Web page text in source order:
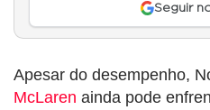
Seguir
Apesar do desempenho,
McLaren ainda pode